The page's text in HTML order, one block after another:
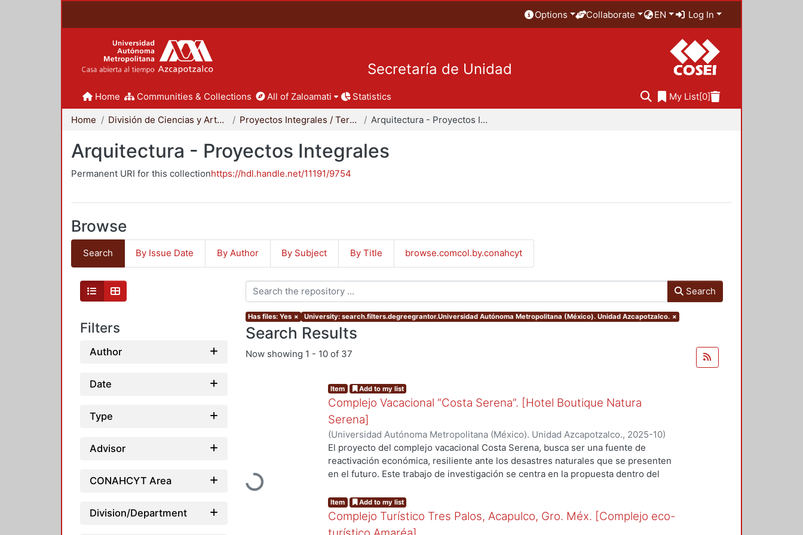
Options Collaborate EN Log In
Secretaría de Unidad
Home Communities & Collections All of Zaloamati Statistics My List[0]
Home División de Ciencias y Artes para el Diseño Proyectos Integrales / Terminales - Licenciatura Arquitectura - Proyectos Integrales
Arquitectura - Proyectos Integrales
Permanent URI for this collectionhttps://hdl.handle.net/11191/9754
Browse
Search By Issue Date By Author By Subject By Title browse.comcol.by.conahcyt
Filters
Author
Date
Type
Advisor
CONAHCYT Area
Division/Department
Search
Has files: Yes × University: search.filters.degreegrantor.Universidad Autónoma Metropolitana (México). Unidad Azcapotzalco. ×
Search Results
Now showing 1 - 10 of 37
Loading...
Item Add to my list
Complejo Vacacional “Costa Serena”. [Hotel Boutique Natura
Serena]
(Universidad Autónoma Metropolitana (México). Unidad Azcapotzalco., 2025-10)
Bohorquez Cruz, Frida;Martínez Rojas, Arantza Lorelei;Silva Nuñez, Ximena
El proyecto del complejo vacacional Costa Serena, busca ser una fuente de
reactivación económica, resiliente ante los desastres naturales que se presenten
en el futuro. Este trabajo de investigación se centra en la propuesta dentro del
arquitectónicos del proyecto hotelero, los cuales representan la materialización del
proceso de diseño desarrollado a lo largo del trabajo. Cada plano expone la
organización y distribución espacial de las distintas áreas que conforman el hotel,
Item Add to my list
Complejo Turístico Tres Palos, Acapulco, Gro. Méx. [Complejo eco-